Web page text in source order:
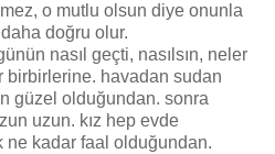
o mutlu olsun diye onunla
doğru olur.
nasıl geçti, nasılsın, neler
birbirlerine. havadan sudan
güzel olduğundan. sonra
uzun. kız hep evde
kadar faal olduğundan.